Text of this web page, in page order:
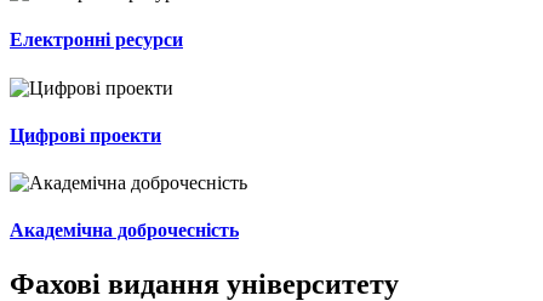
Електронні ресурси
Цифрові проекти
Академічна доброчесність
Фахові видання університету